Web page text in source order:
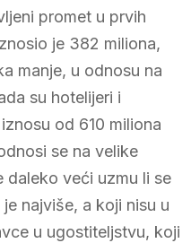
promet u prvih
je 382 miliona,
manje, u odnosu na
su hotelijeri i
od 610 miliona
se na velike
daleko veći uzmu li se
najviše, a koji nisu u
u ugostiteljstvu, koji